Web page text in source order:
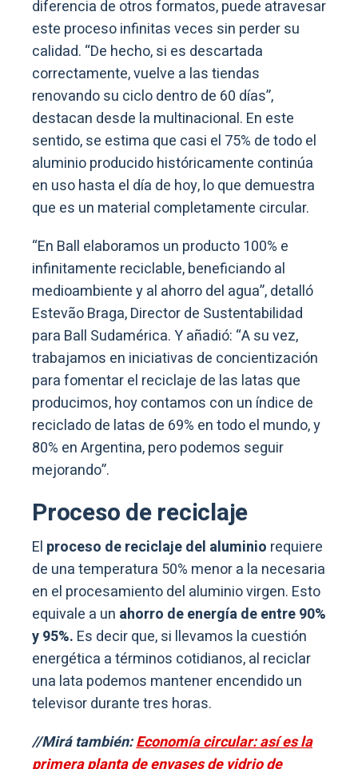
diferencia de otros formatos, puede atravesar
este proceso infinitas veces sin perder su
calidad. “De hecho, si es descartada
correctamente, vuelve a las tiendas
renovando su ciclo dentro de 60 días”,
destacan desde la multinacional. En este
sentido, se estima que casi el 75% de todo el
aluminio producido históricamente continúa
en uso hasta el día de hoy, lo que demuestra
que es un material completamente circular.
“En Ball elaboramos un producto 100% e
infinitamente reciclable, beneficiando al
medioambiente y al ahorro del agua”, detalló
Estevão Braga, Director de Sustentabilidad
para Ball Sudamérica. Y añadió: “A su vez,
trabajamos en iniciativas de concientización
para fomentar el reciclaje de las latas que
producimos, hoy contamos con un índice de
reciclado de latas de 69% en todo el mundo, y
80% en Argentina, pero podemos seguir
mejorando”.
Proceso de reciclaje
El proceso de reciclaje del aluminio requiere
de una temperatura 50% menor a la necesaria
en el procesamiento del aluminio virgen. Esto
equivale a un ahorro de energía de entre 90%
y 95%. Es decir que, si llevamos la cuestión
energética a términos cotidianos, al reciclar
una lata podemos mantener encendido un
televisor durante tres horas.
//Mirá también:Economía circular: así es la